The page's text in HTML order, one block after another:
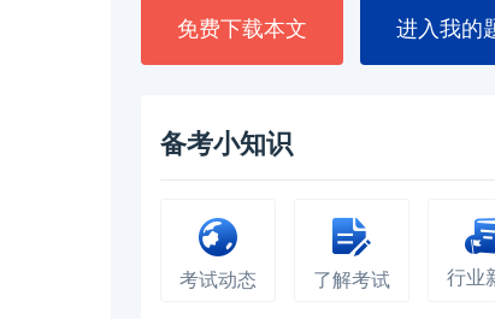
用户279 130****8868 2024-08-
免费下载本文 进入我的
备考小知识
考试动态 了解考试 行业